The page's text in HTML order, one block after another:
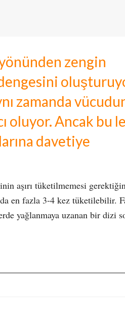
zengin
zamanda vücudun
oluyor. Ancak bu
davetiye
aşırı tüketilmemesi
en fazla 3-4 kez tüketilebilir.
yağlanmaya uzanan bir dizi